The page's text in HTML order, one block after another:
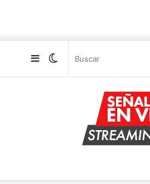
Switch
Sidebar